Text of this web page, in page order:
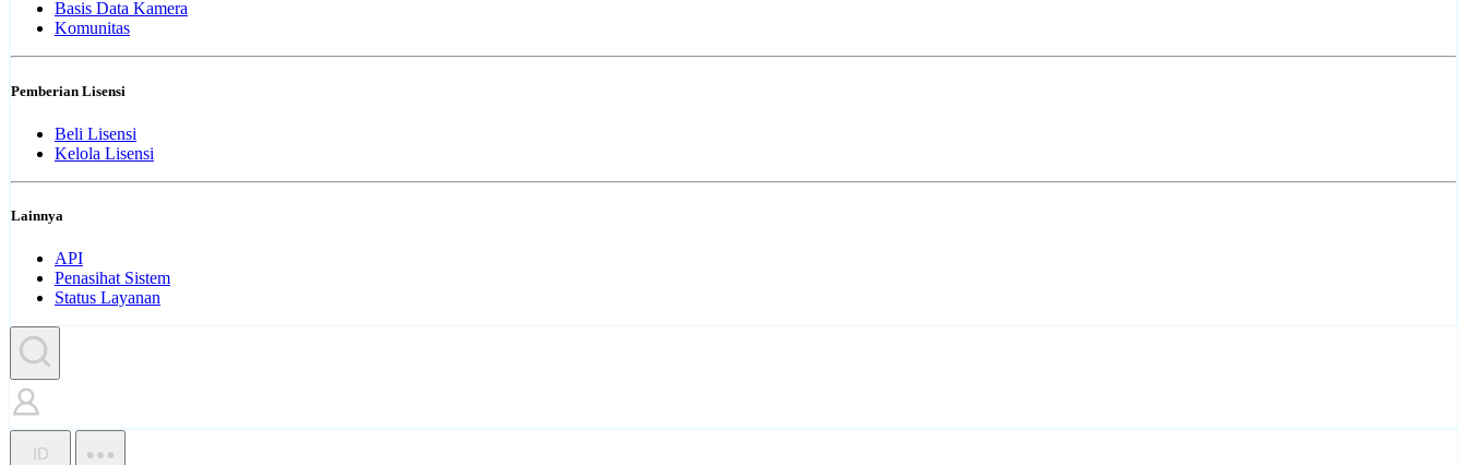
Basis Data Kamera
Komunitas
Pemberian Lisensi
Beli Lisensi
Kelola Lisensi
Lainnya
API
Penasihat Sistem
Status Layanan
ID